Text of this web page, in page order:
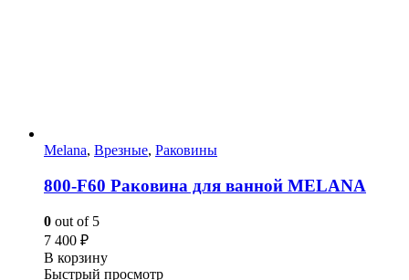
Melana, Врезные, Раковины
800-F60 Раковина для ванной MELANA
0 out of 5
7 400 ₽
В корзину
Быстрый просмотр